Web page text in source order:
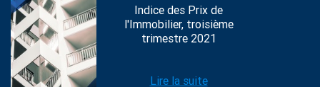
Indice des Prix de
l'Immobilier, troisième
trimestre 2021
Lire la suite